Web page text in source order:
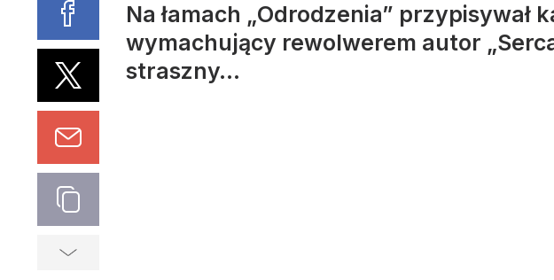
Na łamach „Odrodzenia”
wymachujący rewolwerem autor
straszny…